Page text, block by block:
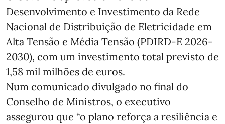
Desenvolvimento e Investimento da Rede
Nacional de Distribuição de Eletricidade em
Alta Tensão e Média Tensão (PDIRD-E 2026-
2030), com um investimento total previsto de
1,58 mil milhões de euros.
Num comunicado divulgado no final do
Conselho de Ministros, o executivo
assegurou que “o plano reforça a resiliência e